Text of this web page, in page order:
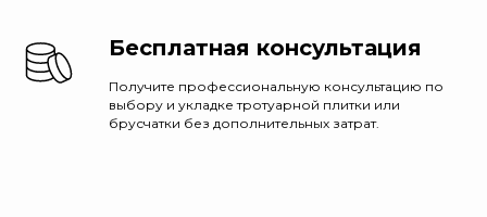
Бесплатная консультация
Получите профессиональную консультацию по
выбору и укладке тротуарной плитки или
брусчатки без дополнительных затрат.